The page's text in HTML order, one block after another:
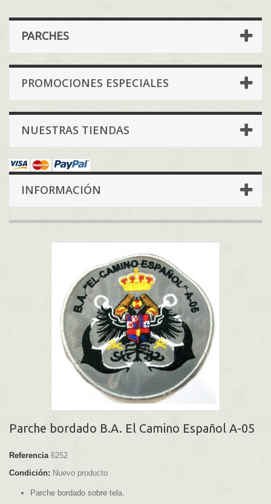
PARCHES
PROMOCIONES ESPECIALES
NUESTRAS TIENDAS
INFORMACIÓN
Parche bordado B.A. El Camino Español A-05
Referencia 6252
Condición: Nuevo producto
Parche bordado sobre tela.